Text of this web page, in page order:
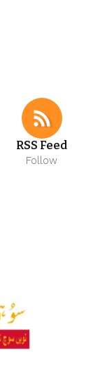
RSS Feed
Follow